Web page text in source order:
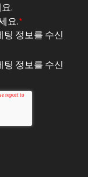
.
요.*
팅 정보를 수신
팅 정보를 수신